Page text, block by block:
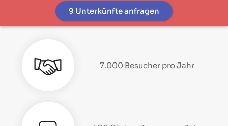
9 Unterkünfte anfragen
7.000 Besucher pro Jahr